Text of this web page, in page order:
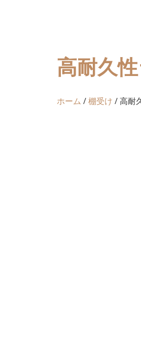
高耐久
ホーム /棚受け / 高耐